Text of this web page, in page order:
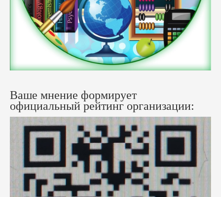
Ваше мнение формирует
официальный рейтинг организации: